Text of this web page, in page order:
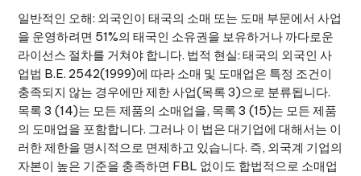
일반적인 오해: 외국인이 태국의 소매 또는 도매 부문에서 사업
을 운영하려면 51%의 태국인 소유권을 보유하거나 까다로운
라이선스 절차를 거쳐야 합니다. 법적 현실: 태국의 외국인 사
업법 B.E. 2542(1999)에 따라 소매 및 도매업은 특정 조건이
충족되지 않는 경우에만 제한 사업(목록 3)으로 분류됩니다.
목록 3 (14)는 모든 제품의 소매업을, 목록 3 (15)는 모든 제품
의 도매업을 포함합니다. 그러나 이 법은 대기업에 대해서는 이
러한 제한을 명시적으로 면제하고 있습니다. 즉, 외국계 기업의
자본이 높은 기준을 충족하면 FBL 없이도 합법적으로 소매업